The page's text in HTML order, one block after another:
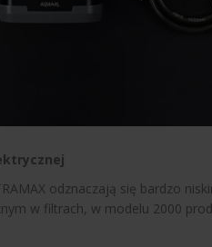
odznaczają się bardzo
w filtrach, w modelu 2000